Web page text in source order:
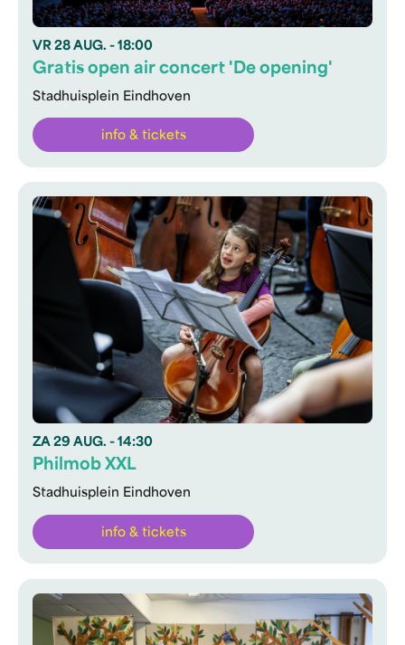
VR 28 AUG. - 18:00
Stadhuisplein Eindhoven
Gratis open air concert 'De opening'
info & tickets
ZA 29 AUG. - 14:30
Stadhuisplein Eindhoven
Philmob XXL
info & tickets